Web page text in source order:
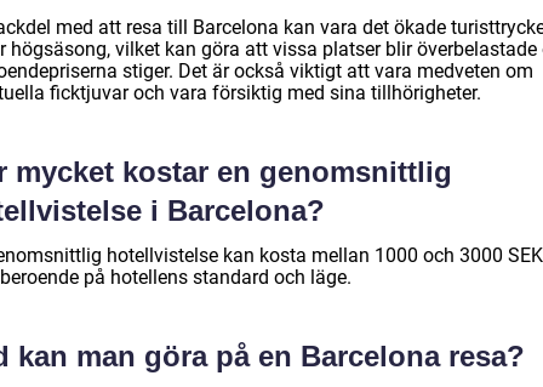
med att resa till Barcelona kan vara det ökade
högsäsong, vilket kan göra att vissa platser blir överbelastade
stiger. Det är också viktigt att vara medveten om
ficktjuvar och vara försiktig med sina tillhörigheter.
mycket kostar en genomsnittlig
i Barcelona?
hotellvistelse kan kosta mellan 1000 och 3000
på hotellens standard och läge.
kan man göra på en Barcelona resa?